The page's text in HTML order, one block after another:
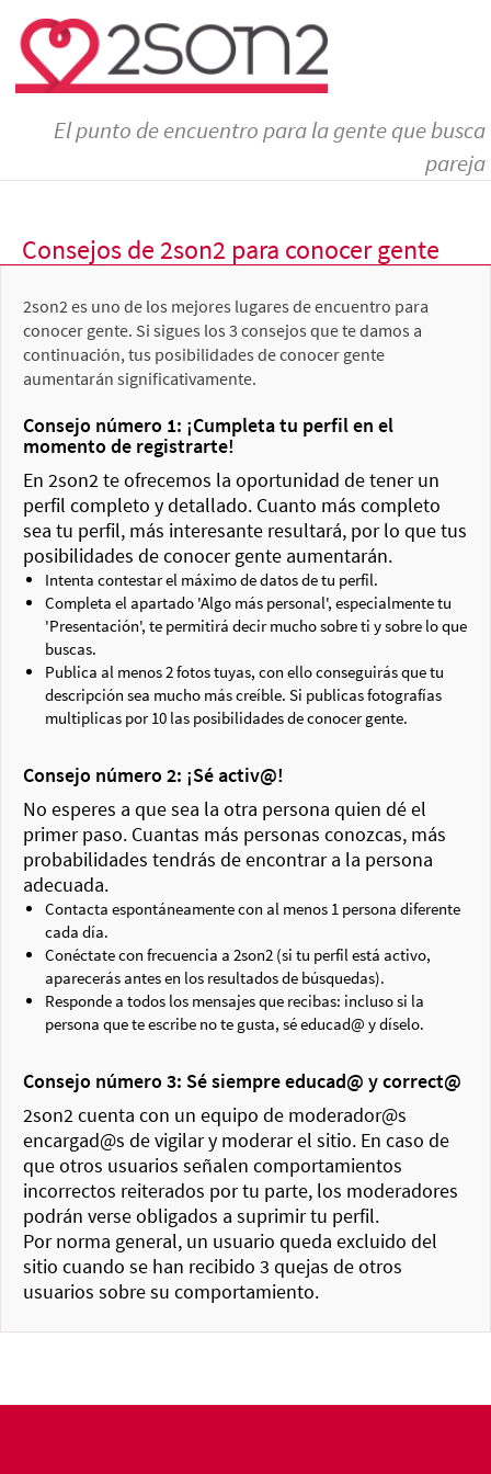
El punto de encuentro para la gente que busca
pareja
Consejos de 2son2 para conocer gente
2son2 es uno de los mejores lugares de encuentro para
conocer gente. Si sigues los 3 consejos que te damos a
continuación, tus posibilidades de conocer gente
aumentarán significativamente.
Consejo número 1: ¡Cumpleta tu perfil en el
momento de registrarte!
En 2son2 te ofrecemos la oportunidad de tener un
perfil completo y detallado. Cuanto más completo
sea tu perfil, más interesante resultará, por lo que tus
posibilidades de conocer gente aumentarán.
Intenta contestar el máximo de datos de tu perfil.
Completa el apartado 'Algo más personal', especialmente tu
'Presentación', te permitirá decir mucho sobre ti y sobre lo que
buscas.
Publica al menos 2 fotos tuyas, con ello conseguirás que tu
descripción sea mucho más creíble. Si publicas fotografías
multiplicas por 10 las posibilidades de conocer gente.
Consejo número 2: ¡Sé activ@!
No esperes a que sea la otra persona quien dé el
primer paso. Cuantas más personas conozcas, más
probabilidades tendrás de encontrar a la persona
adecuada.
Contacta espontáneamente con al menos 1 persona diferente
cada día.
Conéctate con frecuencia a 2son2 (si tu perfil está activo,
aparecerás antes en los resultados de búsquedas).
Responde a todos los mensajes que recibas: incluso si la
persona que te escribe no te gusta, sé educad@ y díselo.
Consejo número 3: Sé siempre educad@ y correct@
2son2 cuenta con un equipo de moderador@s
encargad@s de vigilar y moderar el sitio. En caso de
que otros usuarios señalen comportamientos
incorrectos reiterados por tu parte, los moderadores
podrán verse obligados a suprimir tu perfil.
Por norma general, un usuario queda excluido del
sitio cuando se han recibido 3 quejas de otros
usuarios sobre su comportamiento.